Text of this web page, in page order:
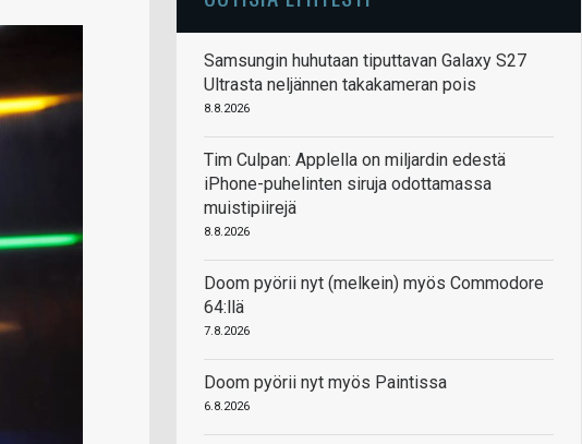
Samsungin huhutaan tiputtavan Galaxy S27
Ultrasta neljännen takakameran pois
8.8.2026
Tim Culpan: Applella on miljardin edestä
iPhone-puhelinten siruja odottamassa
muistipiirejä
8.8.2026
Doom pyörii nyt (melkein) myös Commodore
64:llä
7.8.2026
Doom pyörii nyt myös Paintissa
6.8.2026